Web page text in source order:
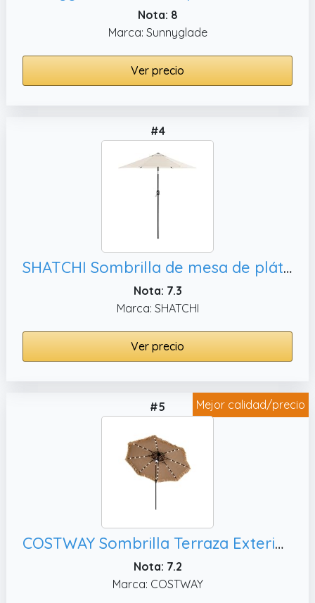
Nota: 8
Marca: Sunnyglade
Ver precio
#4
SHATCHI Sombrilla de mesa de plátano beige de 3 m con poste de acero de 38 mm, sombrilla voladiza
Nota: 7.3
Marca: SHATCHI
Ver precio
Mejor calidad/precio
#5
COSTWAY Sombrilla Terraza Exterior con Techo de Paja, Parasol Exterior con Doble Respiradero para Playa Patio Piscina
Nota: 7.2
Marca: COSTWAY